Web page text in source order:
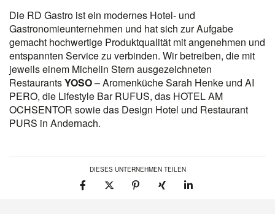
Die RD Gastro ist ein modernes Hotel- und
Gastronomieunternehmen und hat sich zur Aufgabe
gemacht hochwertige Produktqualität mit angenehmen und
entspannten Service zu verbinden. Wir betreiben, die mit
jeweils einem Michelin Stern ausgezeichneten
RestaurantsYOSO– Aromenküche Sarah Henke und AI
PERO, die Lifestyle Bar RUFUS, das HOTEL AM
OCHSENTOR sowie das Design Hotel und Restaurant
PURS in Andernach.
DIESES UNTERNEHMEN TEILEN